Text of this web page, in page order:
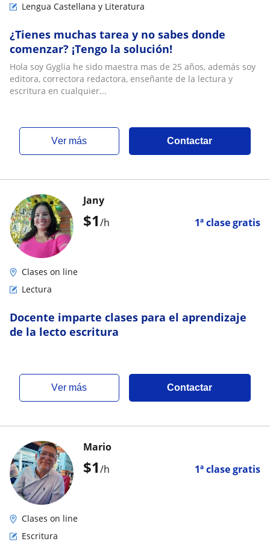
Lengua Castellana y Literatura
¿Tienes muchas tarea y no sabes donde
comenzar? ¡Tengo la solución!
Hola soy Gyglia he sido maestra mas de 25 años, además soy
editora, correctora redactora, enseñante de la lectura y
escritura en cualquier...
ver más Contactar
$1/h 1ª clase gratis
Jany
Clases on line
Lectura
Docente imparte clases para el aprendizaje
de la lecto escritura
ver más Contactar
$1/h 1ª clase gratis
Mario
Clases on line
Escritura